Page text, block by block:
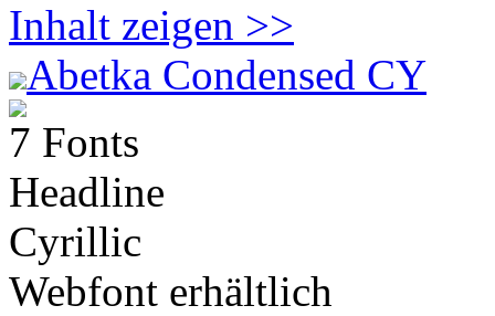
Inhalt zeigen >>
Abetka Condensed CY
7 Fonts
Headline
Cyrillic
Webfont erhältlich